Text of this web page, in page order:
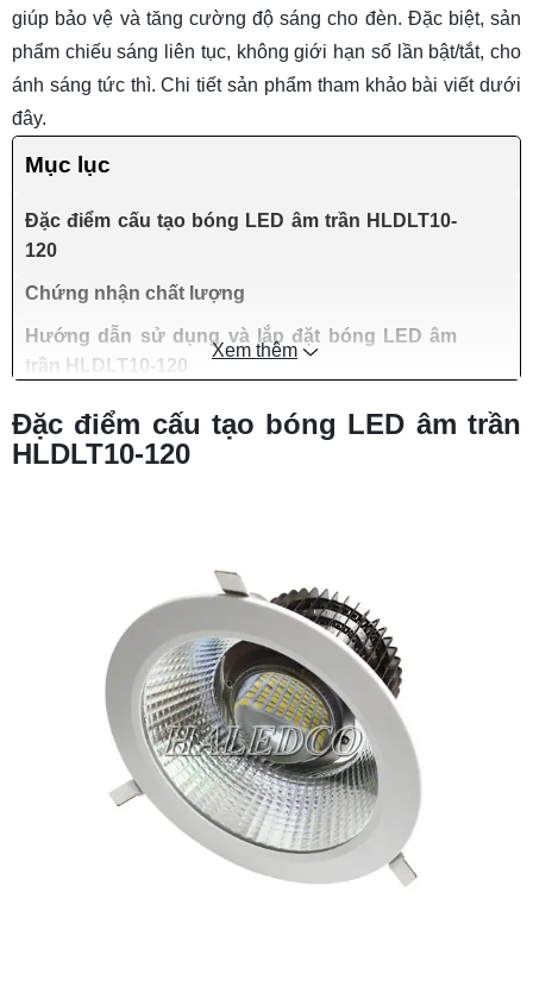
giúp bảo vệ và tăng cường độ sáng cho đèn. Đặc biệt, sản
phẩm chiếu sáng liên tục, không giới hạn số lần bật/tắt, cho
ánh sáng tức thì. Chi tiết sản phẩm tham khảo bài viết dưới
đây.
Mục lục
Đặc điểm cấu tạo bóng LED âm trần HLDLT10-
120
Chứng nhận chất lượng
Hướng dẫn sử dụng và lắp đặt bóng LED âm
trần HLDLT10-120
Xem thêm
Đặc điểm cấu tạo bóng LED âm trần
HLDLT10-120